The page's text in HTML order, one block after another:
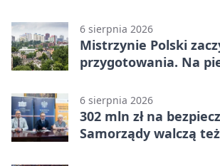
6 sierpnia 2026
Mistrzynie Polski
przygotowania. Na
6 sierpnia 2026
302 mln zł na
Samorządy walczą